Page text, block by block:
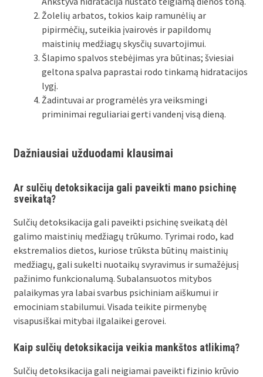
Žolelių arbatos, tokios kaip ramunėlių ar
pipirmėčių, suteikia įvairovės ir papildomų
maistinių medžiagų skysčių suvartojimui.
Šlapimo spalvos stebėjimas yra būtinas; šviesiai
geltona spalva paprastai rodo tinkamą hidratacijos
lygį.
Žadintuvai ar programėlės yra veiksmingi
priminimai reguliariai gerti vandenį visą dieną.
Dažniausiai užduodami klausimai
Ar sulčių detoksikacija gali paveikti mano psichinę
sveikatą?
Sulčių detoksikacija gali paveikti psichinę sveikatą dėl
galimo maistinių medžiagų trūkumo. Tyrimai rodo, kad
ekstremalios dietos, kuriose trūksta būtinų maistinių
medžiagų, gali sukelti nuotaikų svyravimus ir sumažėjusį
pažinimo funkcionalumą. Subalansuotos mitybos
palaikymas yra labai svarbus psichiniam aiškumui ir
emociniam stabilumui. Visada teikite pirmenybę
visapusiškai mitybai ilgalaikei gerovei.
Kaip sulčių detoksikacija veikia mankštos atlikimą?
Sulčių detoksikacija gali neigiamai paveikti fizinio krūvio